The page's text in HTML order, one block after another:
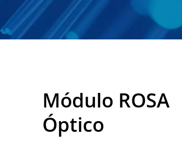
Módulo ROSA
Óptico